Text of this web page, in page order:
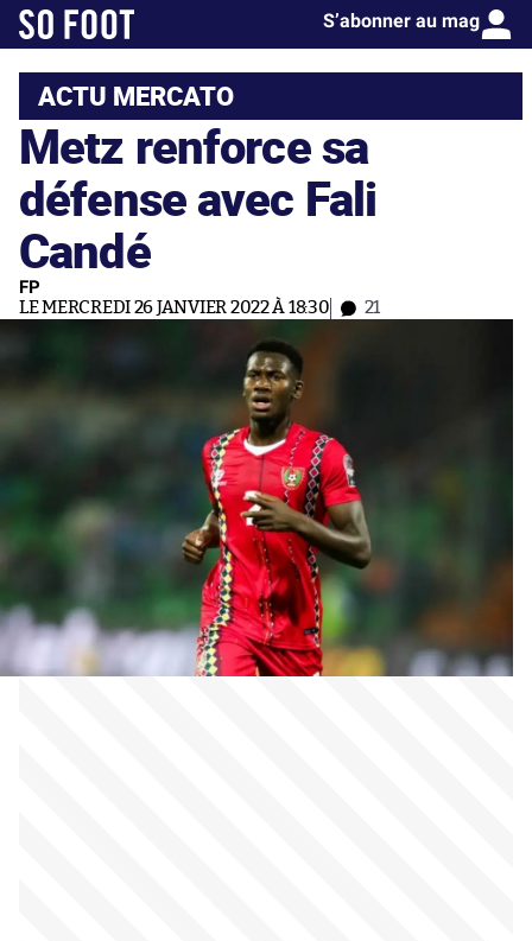
S’abonner au mag
ACTU MERCATO
Metz renforce sa
défense avec Fali
Candé
FP
LE MERCREDI 26 JANVIER 2022 À 18:30 21